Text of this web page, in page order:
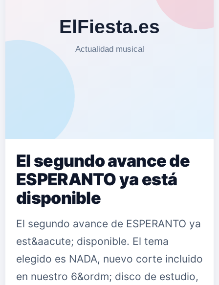
El segundo avance de
ESPERANTO ya está
disponible
El segundo avance de ESPERANTO ya
est&aacute; disponible. El tema
elegido es NADA, nuevo corte incluido
en nuestro 6&ordm; disco de estudio,